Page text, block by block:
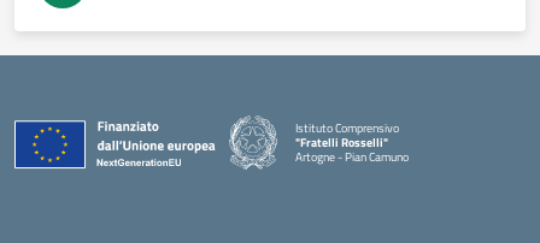
Istituto Comprensivo
"Fratelli Rosselli"
Artogne - Pian Camuno
— Visita la pagina iniziale della scuola